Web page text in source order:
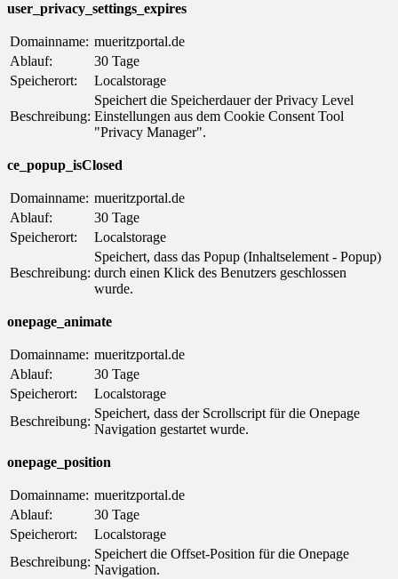
user_privacy_settings_expires
Domainname: mueritzportal.de
Ablauf:
30 Tage
Speicherort:
Localstorage
Beschreibung:
Speichert die Speicherdauer der Privacy Level
Einstellungen aus dem Cookie Consent Tool
"Privacy Manager".
ce_popup_isClosed
Domainname: mueritzportal.de
Ablauf:
30 Tage
Speicherort:
Localstorage
Beschreibung:
Speichert, dass das Popup (Inhaltselement - Popup)
durch einen Klick des Benutzers geschlossen
wurde.
onepage_animate
Domainname: mueritzportal.de
Ablauf:
30 Tage
Speicherort:
Localstorage
Beschreibung:
Speichert, dass der Scrollscript für die Onepage
Navigation gestartet wurde.
onepage_position
Domainname: mueritzportal.de
Ablauf:
30 Tage
Speicherort:
Localstorage
Beschreibung:
Speichert die Offset-Position für die Onepage
Navigation.